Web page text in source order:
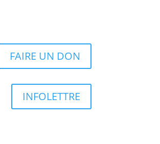
FAIRE UN DON
INFOLETTRE